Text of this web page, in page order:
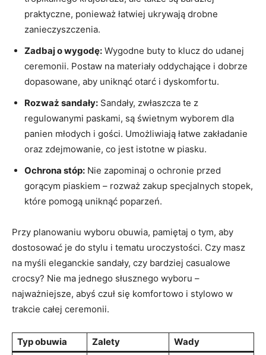
praktyczne, ponieważ łatwiej ukrywają drobne
zanieczyszczenia.
Zadbaj o wygodę: Wygodne buty to klucz do udanej
ceremonii. Postaw na materiały oddychające i dobrze
dopasowane, aby uniknąć otarć i dyskomfortu.
Rozważ sandały: Sandały, zwłaszcza te z
regulowanymi paskami, są świetnym wyborem dla
panien młodych i gości. Umożliwiają łatwe zakładanie
oraz zdejmowanie, co jest istotne w piasku.
Ochrona stóp: Nie zapominaj o ochronie przed
gorącym piaskiem – rozważ zakup specjalnych stopek,
które pomogą uniknąć poparzeń.
Przy planowaniu wyboru obuwia, pamiętaj o tym, aby
dostosować je do stylu i tematu uroczystości. Czy masz
na myśli eleganckie sandały, czy bardziej casualowe
crocsy? Nie ma jednego słusznego wyboru –
najważniejsze, abyś czuł się komfortowo i stylowo w
trakcie całej ceremonii.
Typ obuwia Zalety
Wady